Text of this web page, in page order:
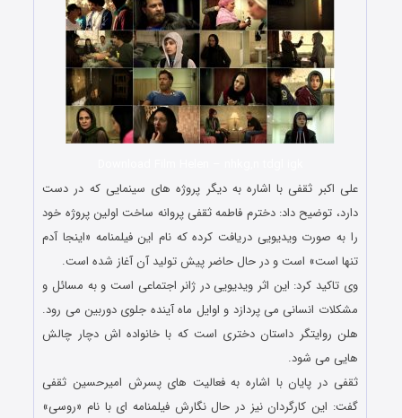
علی اکبر ثقفی با اشاره به دیگر پروژه های سینمایی که در دست
دارد، توضیح داد: دخترم فاطمه ثقفی پروانه ساخت اولین پروژه خود
را به صورت ویدیویی دریافت کرده که نام این فیلمنامه «اینجا آدم
تنها است» است و در حال حاضر پیش تولید آن آغاز شده است.
وی تاکید کرد: این اثر ویدیویی در ژانر اجتماعی است و به مسائل و
مشکلات انسانی می پردازد و اوایل ماه آینده جلوی دوربین می رود.
هلن روایتگر داستان دختری است که با خانواده اش دچار چالش
هایی می شود.
ثقفی در پایان با اشاره به فعالیت های پسرش امیرحسین ثقفی
گفت: این کارگردان نیز در حال نگارش فیلمنامه ای با نام «روسی»